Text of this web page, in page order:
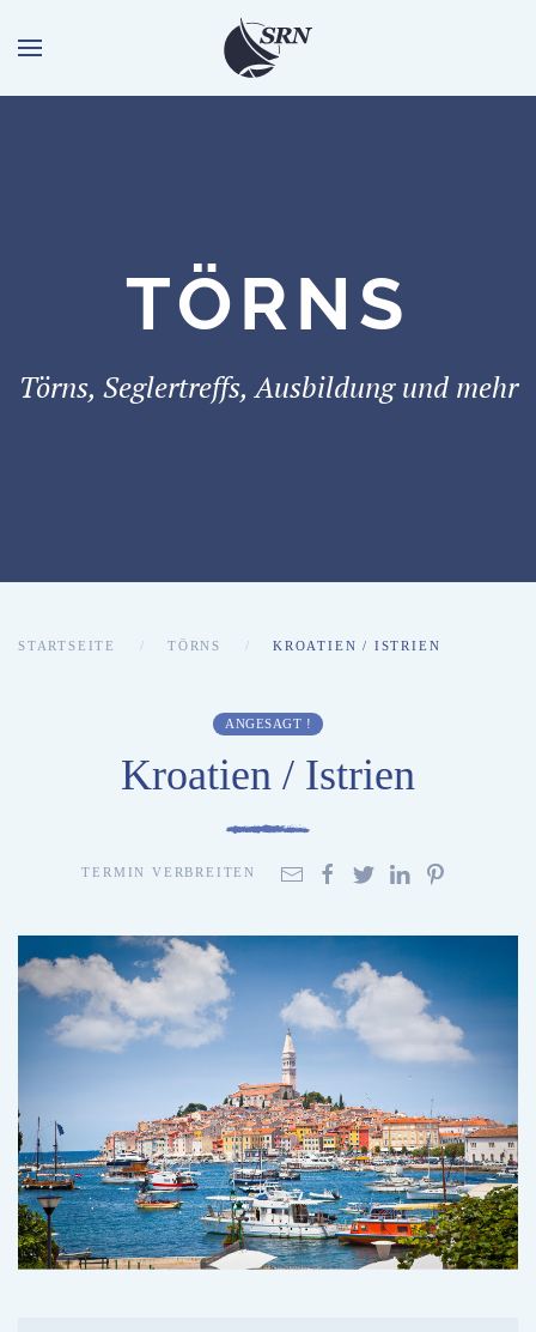
TÖRNS
Törns, Seglertreffs, Ausbildung und mehr
STARTSEITE TÖRNS KROATIEN / ISTRIEN
ANGESAGT !
Kroatien / Istrien
TERMIN VERBREITEN